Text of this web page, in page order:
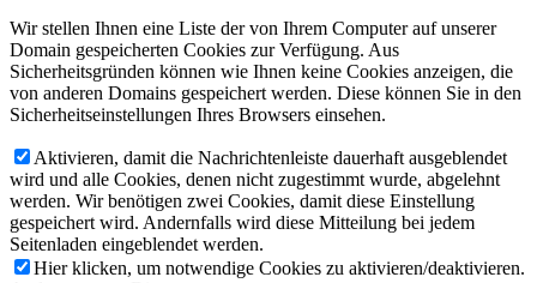
Wir stellen Ihnen eine Liste der von Ihrem Computer auf unserer
Domain gespeicherten Cookies zur Verfügung. Aus
Sicherheitsgründen können wie Ihnen keine Cookies anzeigen, die
von anderen Domains gespeichert werden. Diese können Sie in den
Sicherheitseinstellungen Ihres Browsers einsehen.
Aktivieren, damit die Nachrichtenleiste dauerhaft ausgeblendet
wird und alle Cookies, denen nicht zugestimmt wurde, abgelehnt
werden. Wir benötigen zwei Cookies, damit diese Einstellung
gespeichert wird. Andernfalls wird diese Mitteilung bei jedem
Seitenladen eingeblendet werden.
Hier klicken, um notwendige Cookies zu aktivieren/deaktivieren.